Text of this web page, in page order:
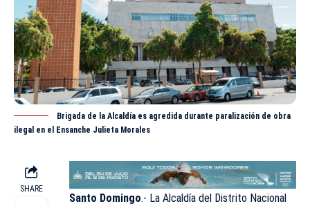
Brigada de la Alcaldía es agredida durante paralización de obra
ilegal en el Ensanche Julieta Morales
SHARE
Santo Domingo.- La Alcaldía del Distrito Nacional